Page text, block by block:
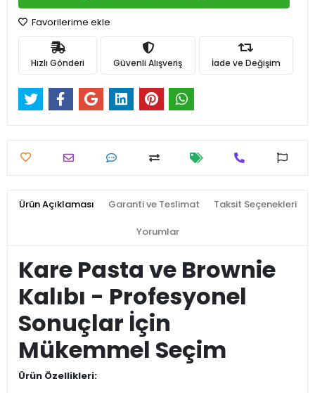
Favorilerime ekle
Hızlı Gönderi Güvenli Alışveriş İade ve Değişim
Ürün Açıklaması Garanti ve Teslimat Taksit Seçenekleri
Yorumlar
Kare Pasta ve Brownie
Kalıbı - Profesyonel
Sonuçlar İçin
Mükemmel Seçim
Ürün Özellikleri: